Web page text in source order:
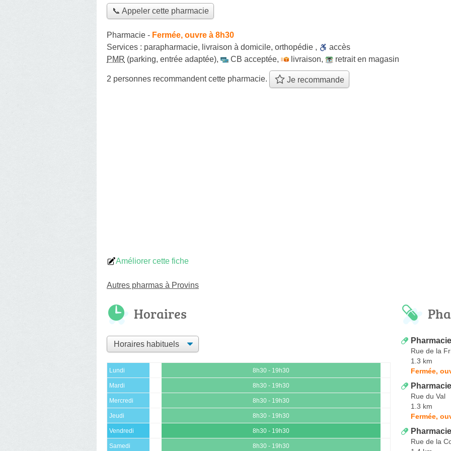
📞 Appeler cette pharmacie
Pharmacie - Fermée, ouvre à 8h30
Services : parapharmacie, livraison à domicile, orthopédie ,
accès
PMR (parking, entrée adaptée), CB acceptée, livraison, retrait en magasin
2 personnes recommandentcette pharmacie. Je recommande
Améliorer cette fiche
Autres pharmas à Provins
Horaires
Lundi 8h30 - 19h30
Mardi 8h30 - 19h30
Mercredi 8h30 - 19h30
Jeudi 8h30 - 19h30
Vendredi 8h30 - 19h30
Samedi 8h30 - 19h30
Rue de la
1.3 km
Fermée,
Rue du Val
1.3 km
Fermée,
Rue de la